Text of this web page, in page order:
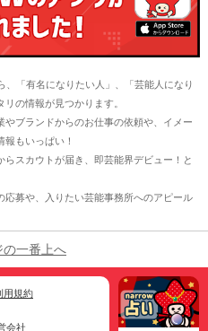
「有名になりたい人」、「芸能人になり
の情報が見つかります。
ブランドからのお仕事の依頼や、イメー
もいっぱい！
スカウトが届き、即芸能界デビュー！と
募や、入りたい芸能事務所へのアピール
の一番上へ
用規約
会社